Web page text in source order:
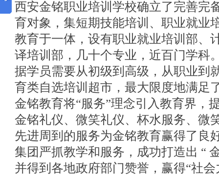
西安金铭职业培训学校确立了完善完
育对象，集短期技能培训、职业就业
教育于一体，设有职业就业培训部、
译培训部，几十个专业，近百门学科
据学员需要从初级到高级，从职业到
育类自选培训超市，最大限度地满足
金铭教育将“服务”理念引入教育界，
金铭礼仪、微笑礼仪、杯水服务、微
先进周到的服务为金铭教育赢得了良
集团严抓教学和服务，成功打造出 “
并得到各地政府部门赞誉，赢得“社